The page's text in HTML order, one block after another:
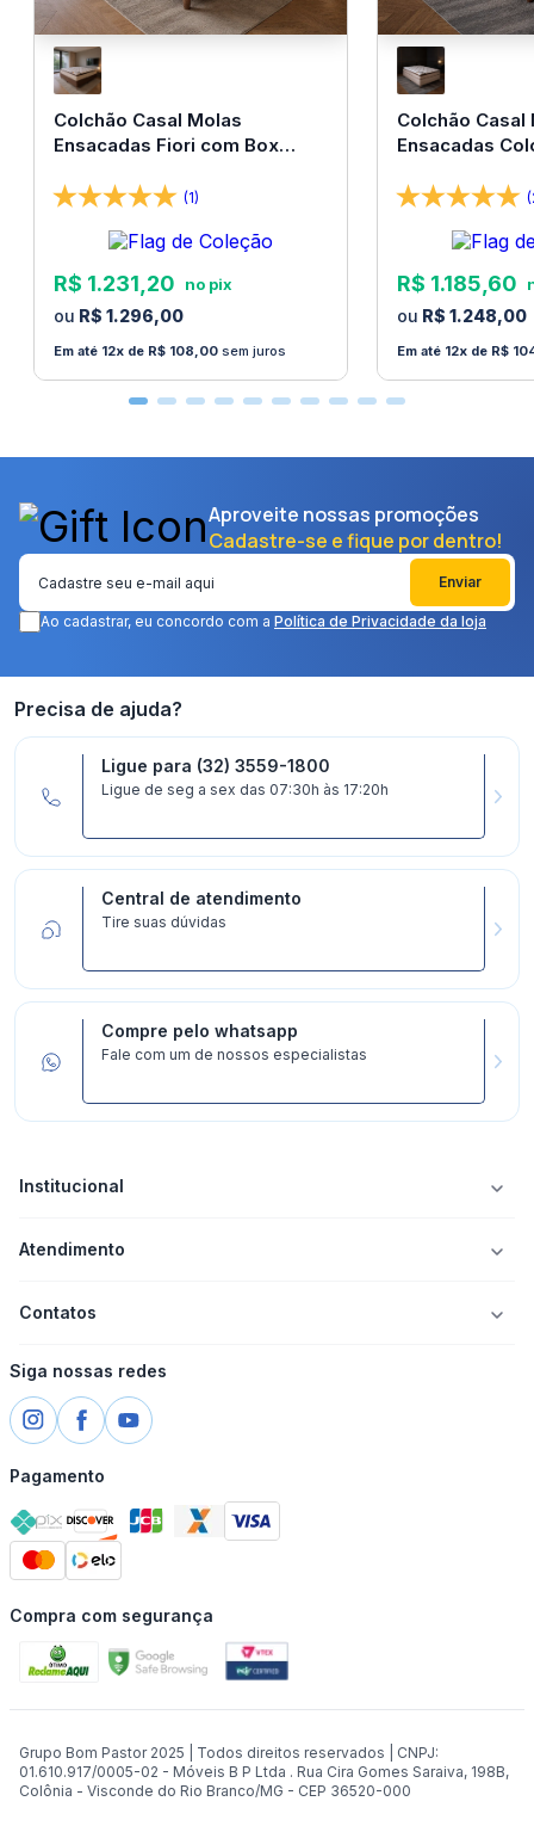
Colchão Casal Molas
Ensacadas Fiori com Box
(1)
R$ 1.231 20
R$ 1.296,00
12 R$ 108 00sem juros
Colchão Casal
Ensacadas
R$ 1.185 60
R$ 1.248,00
12 R$
Aproveite nossas promoções
Cadastre-se e fique por dentro!
Enviar
Ao cadastrar, eu concordo com a Política de Privacidade da loja
Precisa de ajuda?
Ligue para (32) 3559-1800
Ligue de seg a sex das 07:30h às 17:20h
Central de atendimento
Tire suas dúvidas
Compre pelo whatsapp
Fale com um de nossos especialistas
Institucional
Atendimento
Contatos
Siga nossas redes
Pagamento
Compra com segurança
Grupo Bom Pastor 2025 | Todos direitos reservados | CNPJ:
01.610.917/0005-02 - Móveis B P Ltda . Rua Cira Gomes Saraiva, 198B,
Colônia - Visconde do Rio Branco/MG - CEP 36520-000